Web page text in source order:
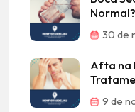
Normal?
30 de
Afta na
9 de